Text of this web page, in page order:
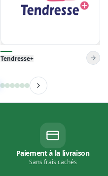
Venise Pillow
Paiement à la livraison
Sans frais cachés